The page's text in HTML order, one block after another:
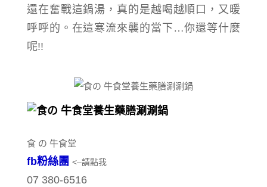
還在奮戰這鍋湯，真的是越喝越順口，又暖
呼呼的。在這寒流來襲的當下…你還等什麼
呢!!
食 の 牛食堂
fb粉絲團 <–請點我
07 380-6516